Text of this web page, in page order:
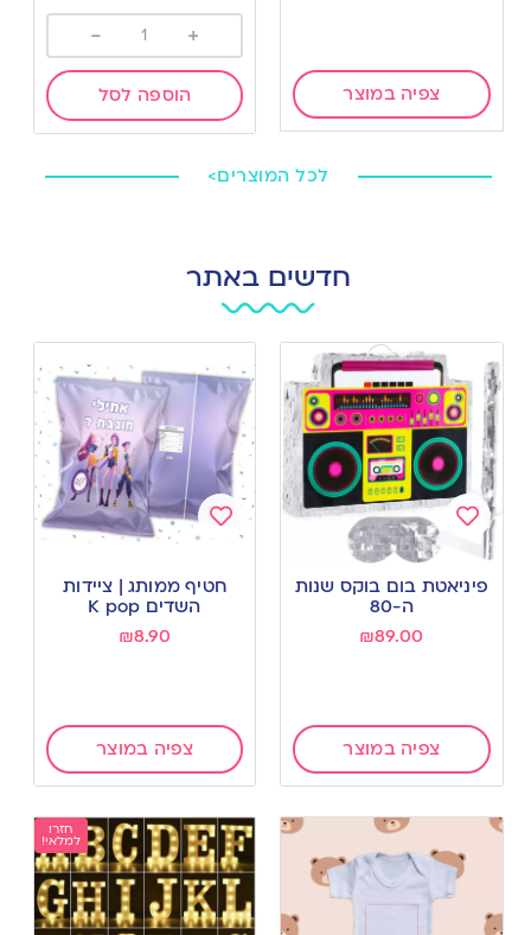
צפיה במוצר
+
-
הוספה לסל
לכל המוצרים>
חדשים באתר
Add
to
wishlist
פיניאטת בום בוקס שנות
ה-80
₪89.00
צפיה במוצר
wishlist
חטיף ממותג | ציידות
השדים K pop
₪8.90
צפיה במוצר
חזרו
למלאי!